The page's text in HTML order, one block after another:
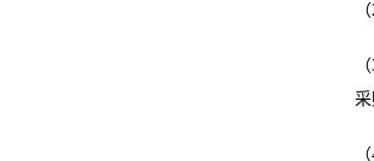
（
（
采
（